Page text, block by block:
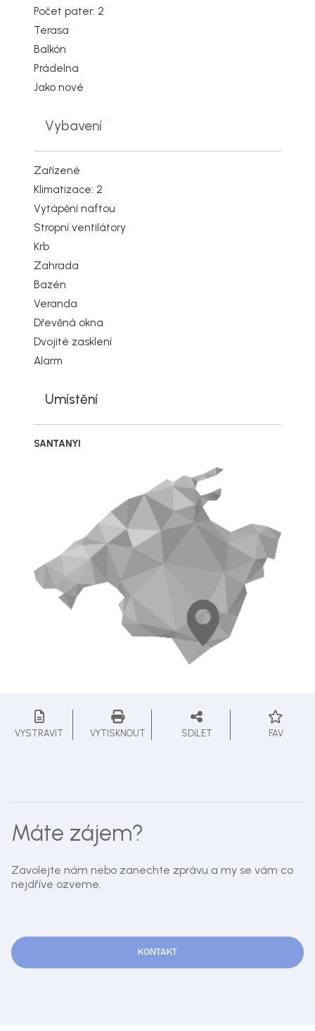
Počet pater: 2
Terasa
Balkón
Prádelna
Jako nové
Vybavení
Zařízené
Klimatizace: 2
Vytápění naftou
Stropní ventilátory
Krb
Zahrada
Bazén
Veranda
Dřevěná okna
Dvojité zasklení
Alarm
Umístění
SANTANYI
VYSTRAVIT VYTISKNOUT SDíLET FAV
Máte zájem?
Zavolejte nám nebo zanechte zprávu a my se vám co
nejdříve ozveme.
KONTAKT